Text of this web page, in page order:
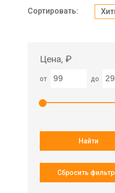
Сортировать:
Цена, ₽
от до
Найти
Сбросить